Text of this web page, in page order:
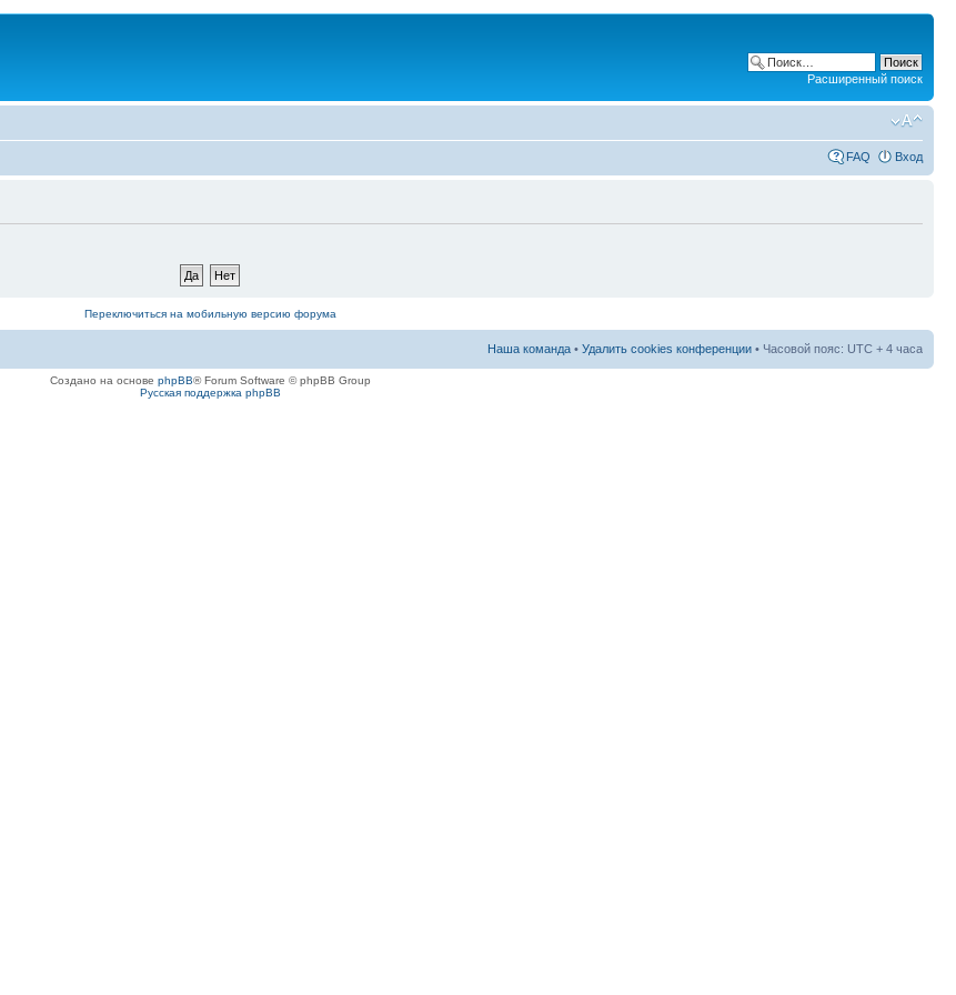
Расширенный поиск
FAQ Вход
Переключиться на мобильную версию форума
Наша команда • Удалить cookies конференции • Часовой пояс: UTC + 4 часа
Создано на основе phpBB® Forum Software © phpBB Group
Русская поддержка phpBB